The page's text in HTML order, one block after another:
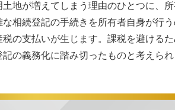
土地が増えてしまう理由のひとつに、
な相続登記の手続きを所有者自身が行
税の支払いが生じます。課税を避ける
の義務化に踏み切ったものと考えられ